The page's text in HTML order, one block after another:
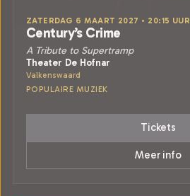
ZATERDAG 6 MAART 2027 • 20:15 UUR
Century’s Crime
A Tribute to Supertramp
Theater De Hofnar
Valkenswaard
POPULAIRE MUZIEK
Tickets
Meer info